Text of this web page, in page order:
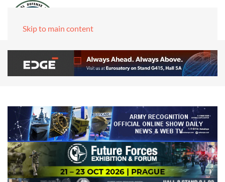
Skip to main content